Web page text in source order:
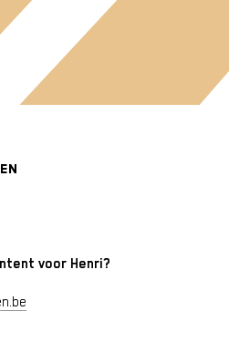
voor Henri?